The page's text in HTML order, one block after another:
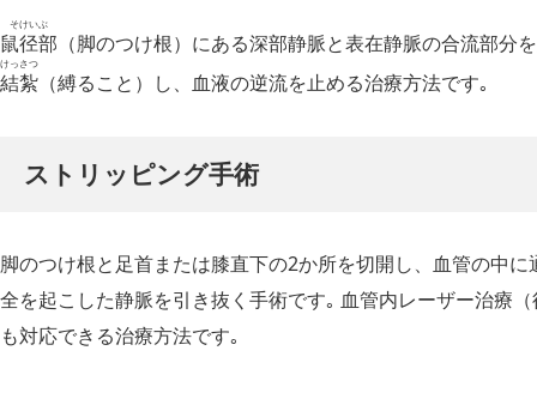
鼠径部
そけいぶ
（脚のつけ根）にある深部静脈と表在静脈の合流部分
結紮
けっさつ
（縛ること）し、血液の逆流を止める治療方法です｡
ストリッピング手術
脚のつけ根と足首または膝直下の2か所を切開し、血管の中
全を起こした静脈を引き抜く手術です｡ 血管内レーザー治療
も対応できる治療方法です｡